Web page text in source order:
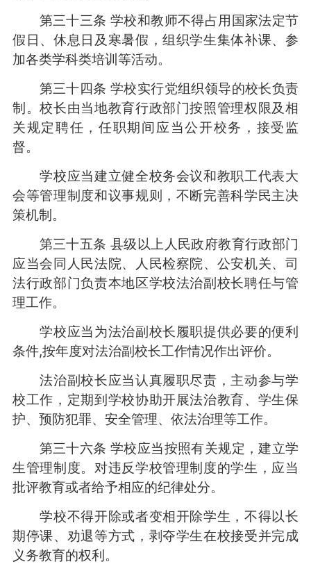
第三十三条 学校和教师不得占用国家法定节
假日、休息日及寒暑假，组织学生集体补课、参
加各类学科类培训等活动。
第三十四条 学校实行党组织领导的校长负责
制。校长由当地教育行政部门按照管理权限及相
关规定聘任，任职期间应当公开校务，接受监
督。
学校应当建立健全校务会议和教职工代表大
会等管理制度和议事规则，不断完善科学民主决
策机制。
第三十五条 县级以上人民政府教育行政部门
应当会同人民法院、人民检察院、公安机关、司
法行政部门负责本地区学校法治副校长聘任与管
理工作。
学校应当为法治副校长履职提供必要的便利
条件,按年度对法治副校长工作情况作出评价。
法治副校长应当认真履职尽责，主动参与学
校工作，定期到学校协助开展法治教育、学生保
护、预防犯罪、安全管理、依法治理等工作。
第三十六条 学校应当按照有关规定，建立学
生管理制度。对违反学校管理制度的学生，应当
批评教育或者给予相应的纪律处分。
学校不得开除或者变相开除学生，不得以长
期停课、劝退等方式，剥夺学生在校接受并完成
义务教育的权利。